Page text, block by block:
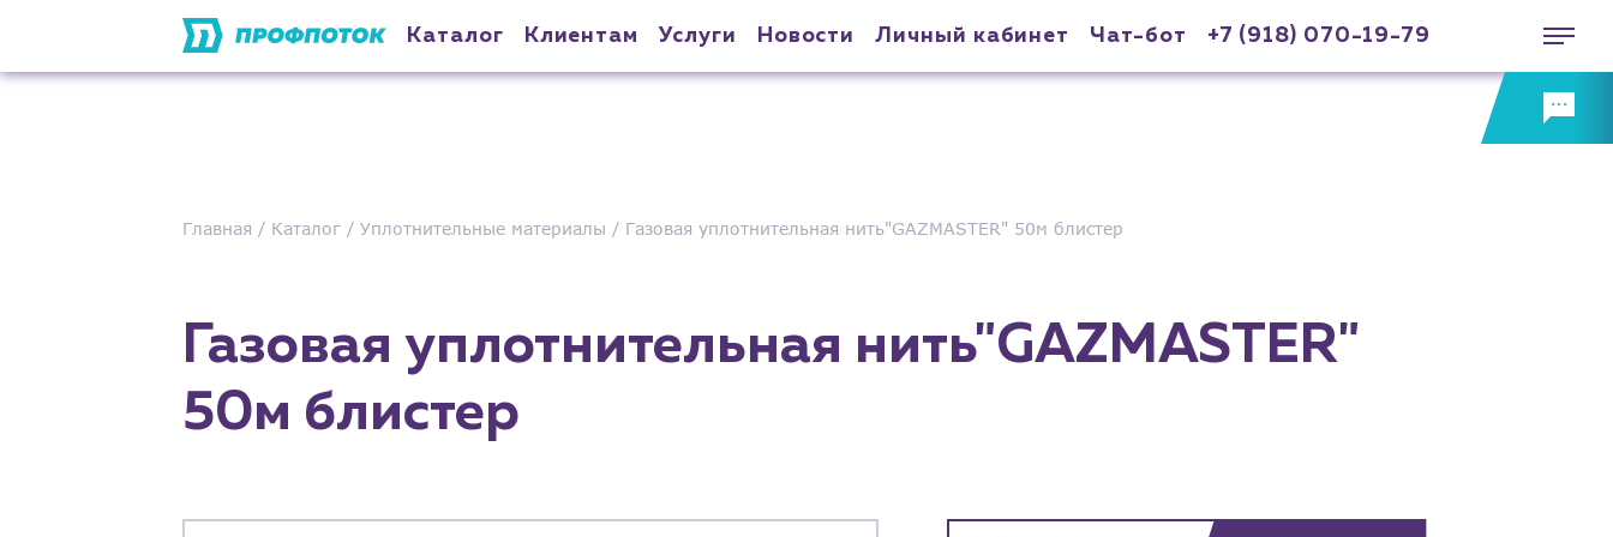
Каталог Клиентам Услуги Новости Личный кабинет Чат-бот +7 (918) 070-19-79
Главная Каталог Уплотнительные материалы Газовая уплотнительная нить"GAZMASTER" 50м блистер
Газовая уплотнительная нить"GAZMASTER"
50м блистер